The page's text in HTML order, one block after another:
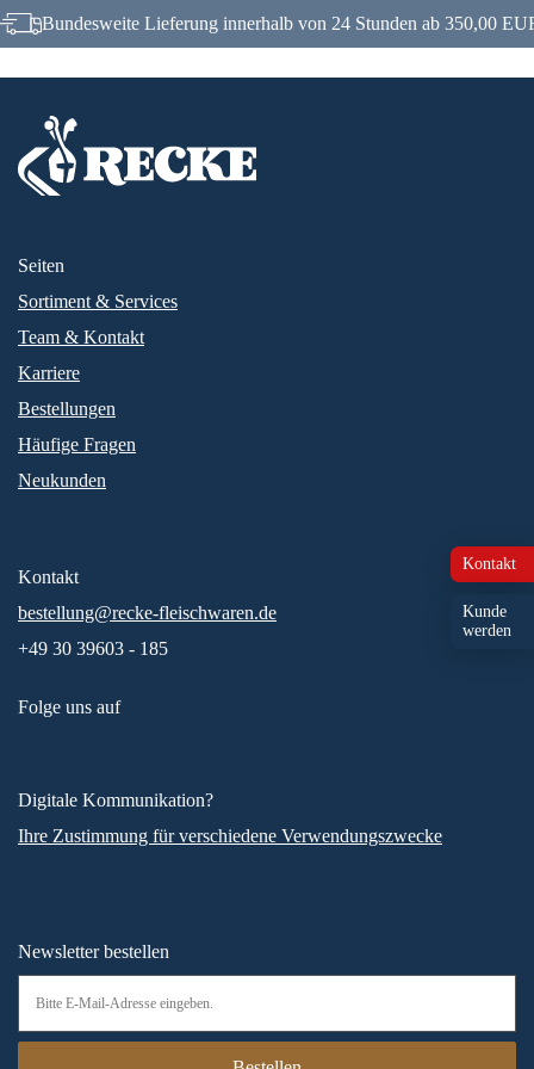
Bundesweite Lieferung innerhalb von 24 Stunden ab 350,00
Kontakt
Kunde
werden
Seiten
Sortiment & Services
Team & Kontakt
Karriere
Bestellungen
Häufige Fragen
Neukunden
Kontakt
bestellung@recke-fleischwaren.de
+49 30 39603 - 185
Folge uns auf
Digitale Kommunikation?
Ihre Zustimmung für verschiedene Verwendungszwecke
Newsletter bestellen